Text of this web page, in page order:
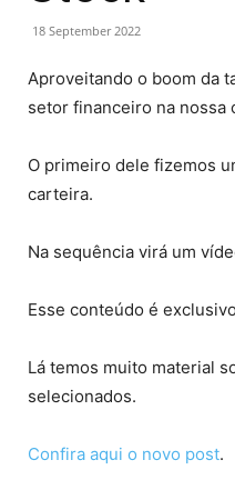
18 September 2022
Aproveitando o boom da
setor financeiro na nossa
O primeiro dele fizemos
carteira.
Na sequência virá um
Esse conteúdo é
Lá temos muito material
selecionados.
Confira aqui o novo post.